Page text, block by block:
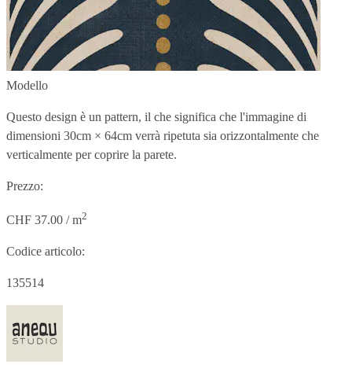
Modello
Questo design è un pattern, il che significa che l'immagine di
dimensioni 30cm × 64cm verrà ripetuta sia orizzontalmente che
verticalmente per coprire la parete.
Prezzo:
CHF 37.00 / m2
Codice articolo:
135514